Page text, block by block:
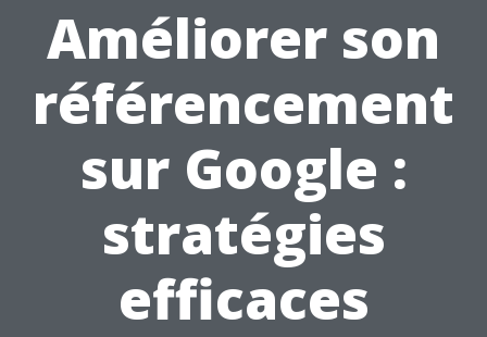
Améliorer son
référencement
sur Google :
stratégies
efficaces